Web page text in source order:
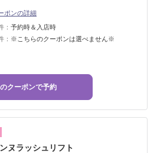
ポンの詳細
： 予約時＆入店時
： ※こちらのクーポンは選べません※
クーポンで予約
ヌラッシュリフト